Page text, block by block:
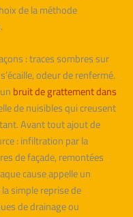
de la méthode
: traces sombres sur
odeur de renfermé.
bruit de grattement dans
de nuisibles qui creusent
Avant tout ajout de
: infiltration par la
de façade, remontées
cause appelle un
simple reprise de
de drainage ou